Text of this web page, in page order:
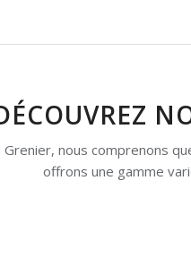
Grenier, nous comprenons
offrons une gamme